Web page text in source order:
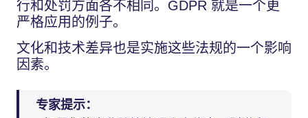
行和处罚方面各不相同。GDPR 就是一个更
严格应用的例子。
文化和技术差异也是实施这些法规的一个影响
因素。
专家提示：